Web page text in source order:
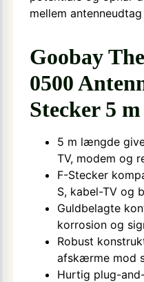
mellem
Goobay
0500
Stecker 5 m
5 m længde
TV, modem og
F-Stecker
S, kabel-TV og
Guld­belagte
korrosion og
Robust
afskærme mod
Hurtig plug-